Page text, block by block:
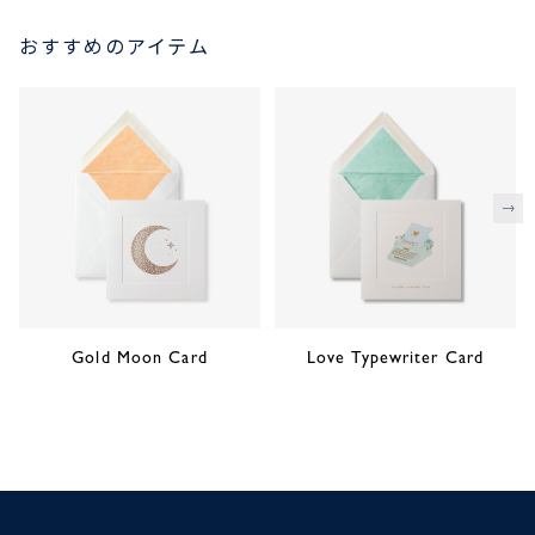
おすすめのアイテム
Gold Moon Card Love Typewriter Card
次